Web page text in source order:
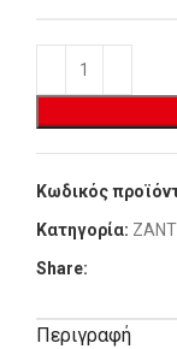
Κωδικός
Κατηγορία:
Share:
Περιγραφή